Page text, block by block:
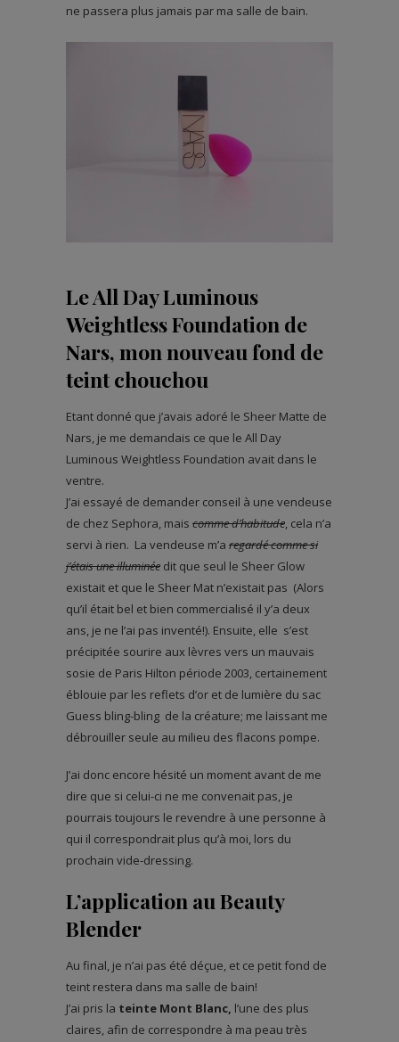
ne passera plus jamais par ma salle de bain.
Le All Day Luminous
Weightless Foundation de
Nars, mon nouveau fond de
teint chouchou
Etant donné que j’avais adoré le Sheer Matte de
Nars, je me demandais ce que le All Day
Luminous Weightless Foundation avait dans le
ventre.
J’ai essayé de demander conseil à une vendeuse
de chez Sephora, mais comme d’habitude, cela n’a
servi à rien. La vendeuse m’a regardé comme si
j’étais une illuminée dit que seul le Sheer Glow
existait et que le Sheer Mat n’existait pas (Alors
qu’il était bel et bien commercialisé il y’a deux
ans, je ne l’ai pas inventé!). Ensuite, elle s’est
précipitée sourire aux lèvres vers un mauvais
sosie de Paris Hilton période 2003, certainement
éblouie par les reflets d’or et de lumière du sac
Guess bling-bling de la créature; me laissant me
débrouiller seule au milieu des flacons pompe.
J’ai donc encore hésité un moment avant de me
dire que si celui-ci ne me convenait pas, je
pourrais toujours le revendre à une personne à
qui il correspondrait plus qu’à moi, lors du
prochain vide-dressing.
L’application au Beauty
Blender
Au final, je n’ai pas été déçue, et ce petit fond de
teint restera dans ma salle de bain!
J’ai pris la teinte Mont Blanc, l’une des plus
claires, afin de correspondre à ma peau très